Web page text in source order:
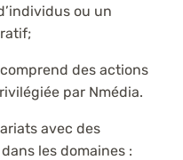
ou un
des actions
par Nmédia.
avec des
les domaines :